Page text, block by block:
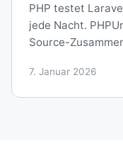
PHP testet
jede Nacht.
Source-
7. Januar 2026